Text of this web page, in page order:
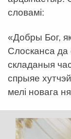
словамі:
«Добры Бог,
Слосканса да
складаныя
спрыяе
мелі новага